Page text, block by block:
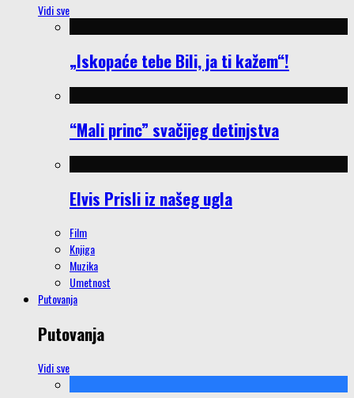
Vidi sve
„Iskopaće tebe Bili, ja ti kažem“!
“Mali princ” svačijeg detinjstva
Elvis Prisli iz našeg ugla
Film
Knjiga
Muzika
Umetnost
Putovanja
Putovanja
Vidi sve